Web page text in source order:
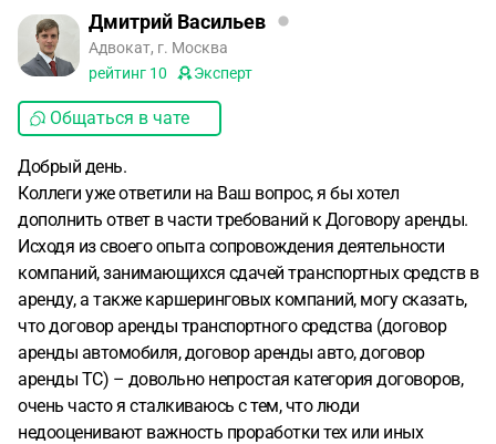
Дмитрий Васильев
Адвокат, г. Москва
рейтинг 10 Эксперт
Общаться в чате
Добрый день.
Коллеги уже ответили на Ваш вопрос, я бы хотел
дополнить ответ в части требований к Договору аренды.
Исходя из своего опыта сопровождения деятельности
компаний, занимающихся сдачей транспортных средств в
аренду, а также каршеринговых компаний, могу сказать,
что договор аренды транспортного средства (договор
аренды автомобиля, договор аренды авто, договор
аренды ТС) – довольно непростая категория договоров,
очень часто я сталкиваюсь с тем, что люди
недооценивают важность проработки тех или иных